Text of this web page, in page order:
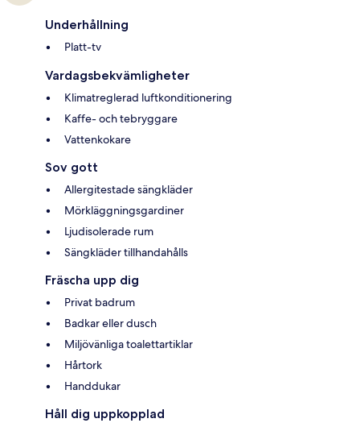
Underhållning
Platt-tv
Vardagsbekvämligheter
Klimatreglerad luftkonditionering
Kaffe- och tebryggare
Vattenkokare
Sov gott
Allergitestade sängkläder
Mörkläggningsgardiner
Ljudisolerade rum
Sängkläder tillhandahålls
Fräscha upp dig
Privat badrum
Badkar eller dusch
Miljövänliga toalettartiklar
Hårtork
Handdukar
Håll dig uppkopplad